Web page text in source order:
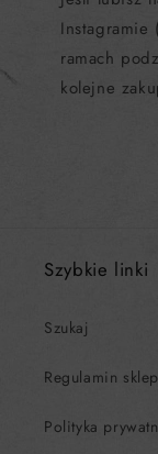
Instagramie
ramach
kolejne
Szybkie linki
Szukaj
Regulamin
Polityka